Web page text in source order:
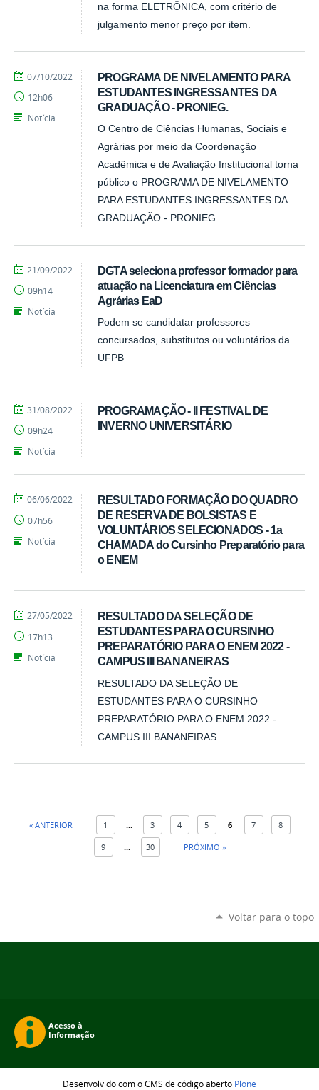
na forma ELETRÔNICA, com critério de
julgamento menor preço por item.
PROGRAMA DE NIVELAMENTO PARA
ESTUDANTES INGRESSANTES DA
GRADUAÇÃO - PRONIEG.
O Centro de Ciências Humanas, Sociais e
Agrárias por meio da Coordenação
Acadêmica e de Avaliação Institucional torna
público o PROGRAMA DE NIVELAMENTO
PARA ESTUDANTES INGRESSANTES DA
GRADUAÇÃO - PRONIEG.
por
publicado
07/10/2022
12h06
Notícia
DGTA seleciona professor formador para
atuação na Licenciatura em Ciências
Agrárias EaD
Podem se candidatar professores
concursados, substitutos ou voluntários da
UFPB
por
publicado
21/09/2022
09h14
Notícia
PROGRAMAÇÃO - II FESTIVAL DE
INVERNO UNIVERSITÁRIO
por
publicado
31/08/2022
09h24
Notícia
RESULTADO FORMAÇÃO DO QUADRO
DE RESERVA DE BOLSISTAS E
VOLUNTÁRIOS SELECIONADOS - 1a
CHAMADA do Cursinho Preparatório para
o ENEM
por
publicado
06/06/2022
07h56
Notícia
RESULTADO DA SELEÇÃO DE
ESTUDANTES PARA O CURSINHO
PREPARATÓRIO PARA O ENEM 2022 -
CAMPUS III BANANEIRAS
RESULTADO DA SELEÇÃO DE
ESTUDANTES PARA O CURSINHO
PREPARATÓRIO PARA O ENEM 2022 -
CAMPUS III BANANEIRAS
por
publicado
27/05/2022
17h13
Notícia
« ANTERIOR 1 ... 3 4 5 6 7 8
9 ... 30 PRÓXIMO »
Voltar para o topo
Desenvolvido com o CMS de código aberto Plone